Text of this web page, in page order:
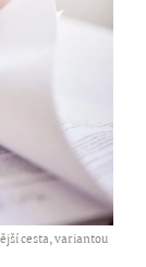
cesta, variantou